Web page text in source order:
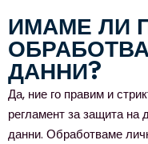
ИМАМЕ ЛИ
ДАННИ?
Да, ние го правим и
регламент за защита на
данни. Обработваме